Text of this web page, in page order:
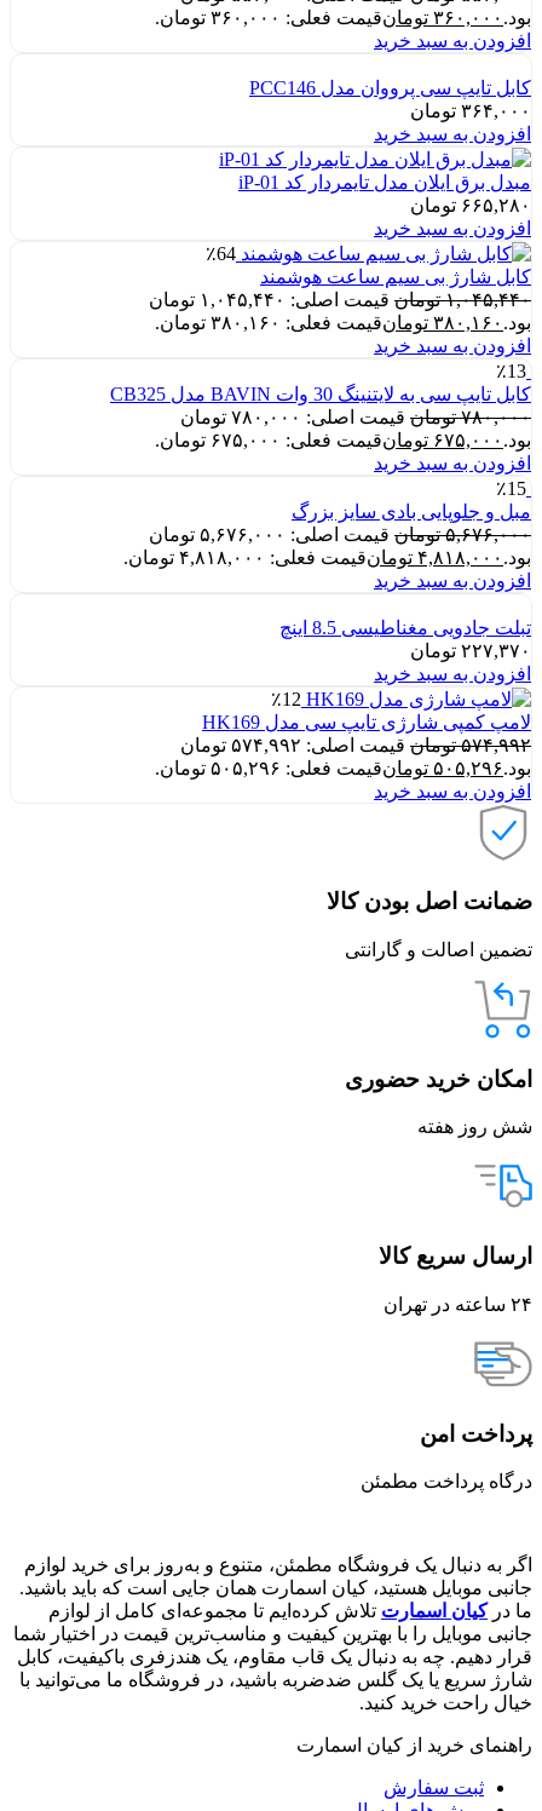
بود. ۳۶۰,۰۰۰ تومانقیمت فعلی: ۳۶۰,۰۰۰ تومان.
افزودن به سبد خرید
کابل تایپ سی پرووان مدل PCC146
۳۶۴,۰۰۰ تومان
افزودن به سبد خرید
مبدل برق ایلان مدل تایمردار کد iP-01
۶۶۵,۲۸۰ تومان
افزودن به سبد خرید
٪64
کابل شارژ بی سیم ساعت هوشمند
۱,۰۴۵,۴۴۰ تومان
قیمت اصلی: ۱,۰۴۵,۴۴۰ تومان
بود. ۳۸۰,۱۶۰ تومانقیمت فعلی: ۳۸۰,۱۶۰ تومان.
افزودن به سبد خرید
٪13
کابل تایپ سی به لایتنینگ 30 وات BAVIN مدل CB325
۷۸۰,۰۰۰ تومان
قیمت اصلی: ۷۸۰,۰۰۰ تومان
بود. ۶۷۵,۰۰۰ تومانقیمت فعلی: ۶۷۵,۰۰۰ تومان.
افزودن به سبد خرید
٪15
مبل و جلوپایی بادی سایز بزرگ
۵,۶۷۶,۰۰۰ تومان
قیمت اصلی: ۵,۶۷۶,۰۰۰ تومان
بود. ۴,۸۱۸,۰۰۰ تومانقیمت فعلی: ۴,۸۱۸,۰۰۰ تومان.
افزودن به سبد خرید
تبلت جادویی مغناطیسی 8.5 اینچ
۲۲۷,۳۷۰ تومان
افزودن به سبد خرید
٪12
لامپ کمپی شارژی تایپ سی مدل HK169
۵۷۴,۹۹۲ تومان
قیمت اصلی: ۵۷۴,۹۹۲ تومان
بود.۵۰۵,۲۹۶ تومانقیمت فعلی: ۵۰۵,۲۹۶ تومان.
افزودن به سبد خرید
ضمانت اصل بودن کالا
تضمین اصالت و گارانتی
امکان خرید حضوری
شش روز هفته
ارسال سریع کالا
۲۴ ساعته در تهران
پرداخت امن
درگاه پرداخت مطمئن
اگر به دنبال یک فروشگاه مطمئن، متنوع و به‌روز برای خرید لوازم
جانبی موبایل هستید، کیان اسمارت همان جایی است که باید باشید.
ما درکیان اسمارت تلاش کرده‌ایم تا مجموعه‌ای کامل از لوازم
جانبی موبایل را با بهترین کیفیت و مناسب‌ترین قیمت در اختیار شما
قرار دهیم. چه به دنبال یک قاب مقاوم، یک هندزفری باکیفیت، کابل
شارژ سریع یا یک گلس ضدضربه باشید، در فروشگاه ما می‌توانید با
خیال راحت خرید کنید.
راهنمای خرید از کیان اسمارت
ثبت سفارش